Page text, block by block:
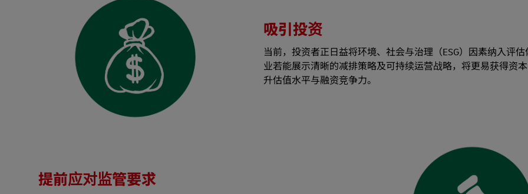
吸引投资
当前，投资者正日益将环境、社会与治理（ESG）因素纳入评估
业若能展示清晰的减排策略及可持续运营战略，将更易获得资
升估值水平与融资竞争力。
提前应对监管要求